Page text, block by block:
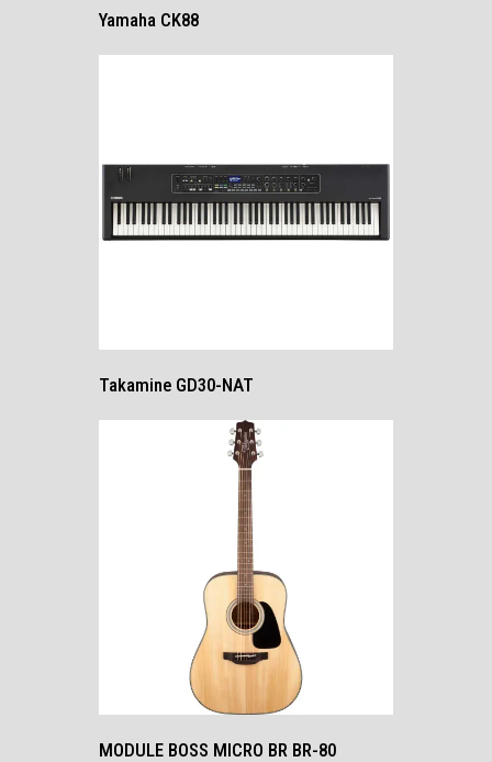
Yamaha CK88
Takamine GD30-NAT
MODULE BOSS MICRO BR BR-80